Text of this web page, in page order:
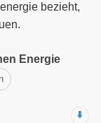
bezieht,
Energie
⬇️